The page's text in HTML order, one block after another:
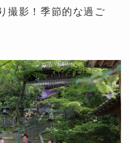
撮影！季節的な過ご